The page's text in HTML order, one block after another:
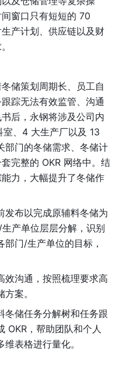
窗口只有短短的 70
产计划、供应链以及财
储策划周期长、员工自
踪无法有效监管、沟通
后，永钢将涉及公司内
、4 大生产厂以及 13
部门的冬储需求、冬储计
完整的 OKR 网络中。结
力，大幅提升了冬储作
发布以完成原辅料冬储为
产单位层层分解，识别
门/生产单位的目标，
效沟通，按照梳理要求高
案。
冬储任务分解树和任务跟
OKR，帮助团队和个人
表格进行量化。